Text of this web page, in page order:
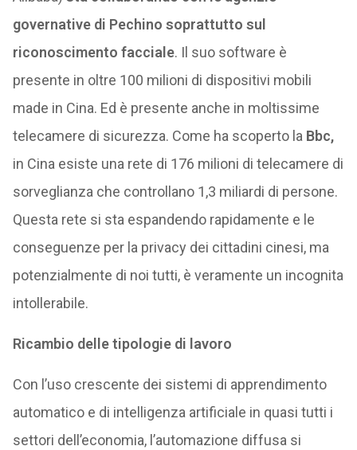
governative di Pechino soprattutto sul
riconoscimento facciale. Il suo software è
presente in oltre 100 milioni di dispositivi mobili
made in Cina. Ed è presente anche in moltissime
telecamere di sicurezza. Come ha scoperto la Bbc,
in Cina esiste una rete di 176 milioni di telecamere di
sorveglianza che controllano 1,3 miliardi di persone.
Questa rete si sta espandendo rapidamente e le
conseguenze per la privacy dei cittadini cinesi, ma
potenzialmente di noi tutti, è veramente un incognita
intollerabile.
Ricambio delle tipologie di lavoro
Con l’uso crescente dei sistemi di apprendimento
automatico e di intelligenza artificiale in quasi tutti i
settori dell’economia, l’automazione diffusa si